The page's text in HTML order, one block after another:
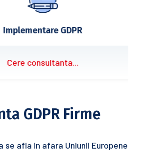
GDPR
Cere consultanta...
GDPR Firme
se afla in afara Uniunii Europene